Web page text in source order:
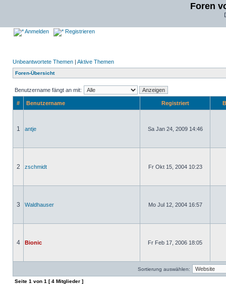
Foren
Anmelden Registrieren
Unbeantwortete Themen | Aktive Themen
Foren-Übersicht
Benutzername fängt an mit:
# Benutzername Registriert
1 antje Sa Jan 24, 2009 14:46
2 zschmidt Fr Okt 15, 2004 10:23
3 Waldhauser Mo Jul 12, 2004 16:57
4 Bionic Fr Feb 17, 2006 18:05
Sortierung auswählen:
Seite 1 von 1 [ 4 Mitglieder ]